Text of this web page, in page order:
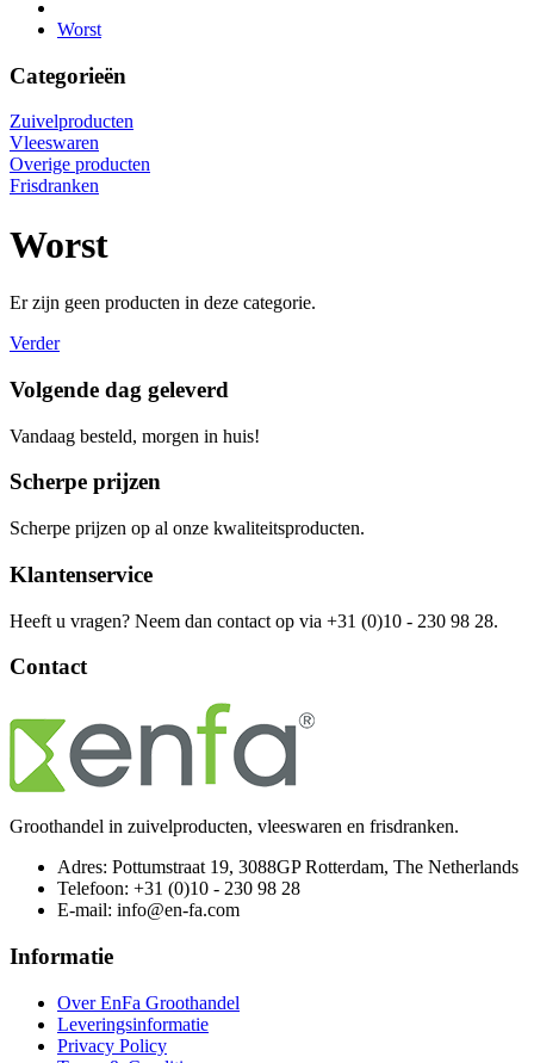
Worst
Categorieën
Zuivelproducten
Vleeswaren
Overige producten
Frisdranken
Worst
Er zijn geen producten in deze categorie.
Verder
Volgende dag geleverd
Vandaag besteld, morgen in huis!
Scherpe prijzen
Scherpe prijzen op al onze kwaliteitsproducten.
Klantenservice
Heeft u vragen? Neem dan contact op via +31 (0)10 - 230 98 28.
Contact
Groothandel in zuivelproducten, vleeswaren en frisdranken.
Adres: Pottumstraat 19, 3088GP Rotterdam, The Netherlands
Telefoon: +31 (0)10 - 230 98 28
E-mail: info@en-fa.com
Informatie
Over EnFa Groothandel
Leveringsinformatie
Privacy Policy